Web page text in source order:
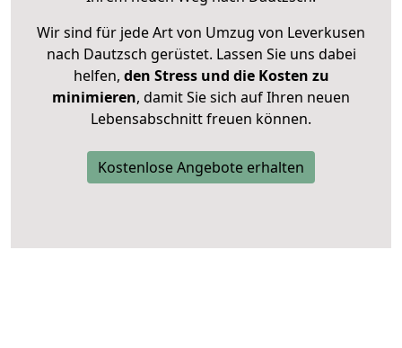
Wir sind für jede Art von Umzug von Leverkusen
nach Dautzsch gerüstet. Lassen Sie uns dabei
helfen, den Stress und die Kosten zu
minimieren, damit Sie sich auf Ihren neuen
Lebensabschnitt freuen können.
Kostenlose Angebote erhalten